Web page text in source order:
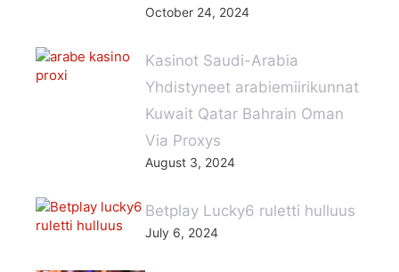
October 24, 2024
Kasinot Saudi-Arabia
Yhdistyneet arabiemiirikunnat
Kuwait Qatar Bahrain Oman
Via Proxys
August 3, 2024
Betplay Lucky6 ruletti hulluus
July 6, 2024